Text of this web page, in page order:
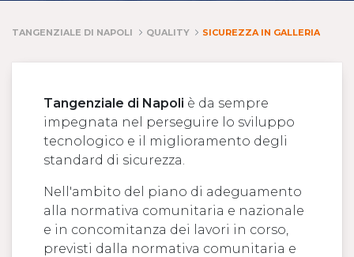
TANGENZIALE DI NAPOLI QUALITY SICUREZZA IN GALLERIA
Tangenziale di Napoli è da sempre
impegnata nel perseguire lo sviluppo
tecnologico e il miglioramento degli
standard di sicurezza.
Nell'ambito del piano di adeguamento
alla normativa comunitaria e nazionale
e in concomitanza dei lavori in corso,
previsti dalla normativa comunitaria e